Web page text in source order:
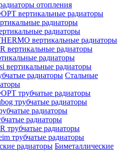
отопления
вертикальные радиаторы
радиаторы
радиаторы
вертикальные радиаторы
вертикальные радиаторы
радиаторы
вертикальные радиаторы
Стальные
трубчатые радиаторы
трубчатые радиаторы
радиаторы
радиаторы
трубчатые радиаторы
трубчатые радиаторы
Биметаллические